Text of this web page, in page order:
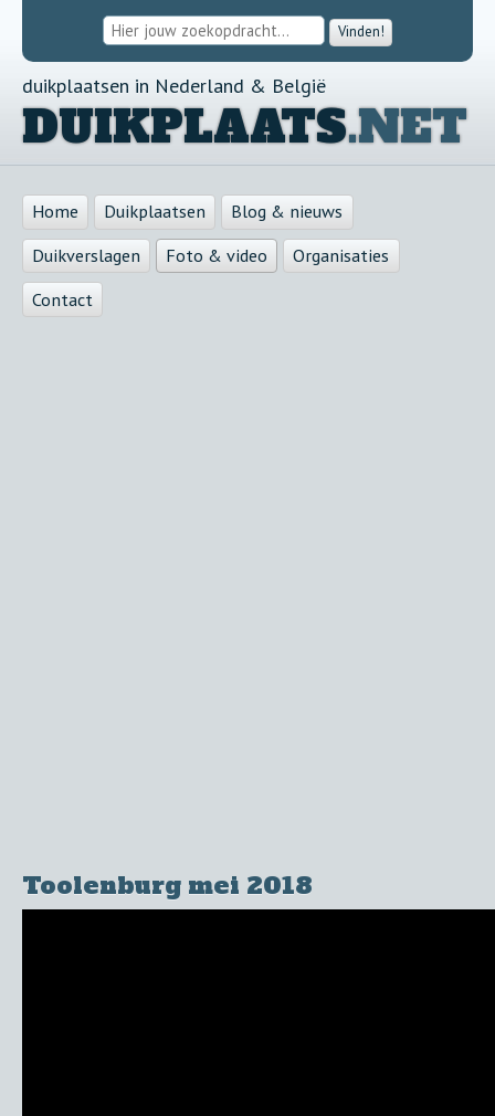
Vinden!
duikplaatsen in Nederland & België
DUIKPLAATS.NET
Home Duikplaatsen
Blog & nieuws
Duikverslagen
Foto & video
Organisaties
Contact
Toolenburg mei 2018